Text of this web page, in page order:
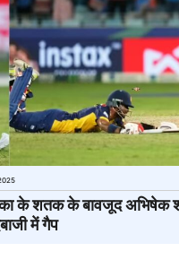
के शतक के बावजूद अभिषेक
में गैप